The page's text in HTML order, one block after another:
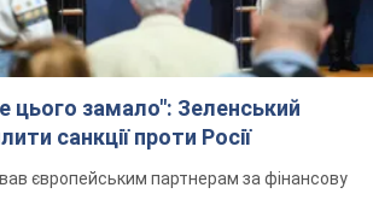
цього замало": Зеленський
санкції проти Росії
європейським партнерам за фінансову